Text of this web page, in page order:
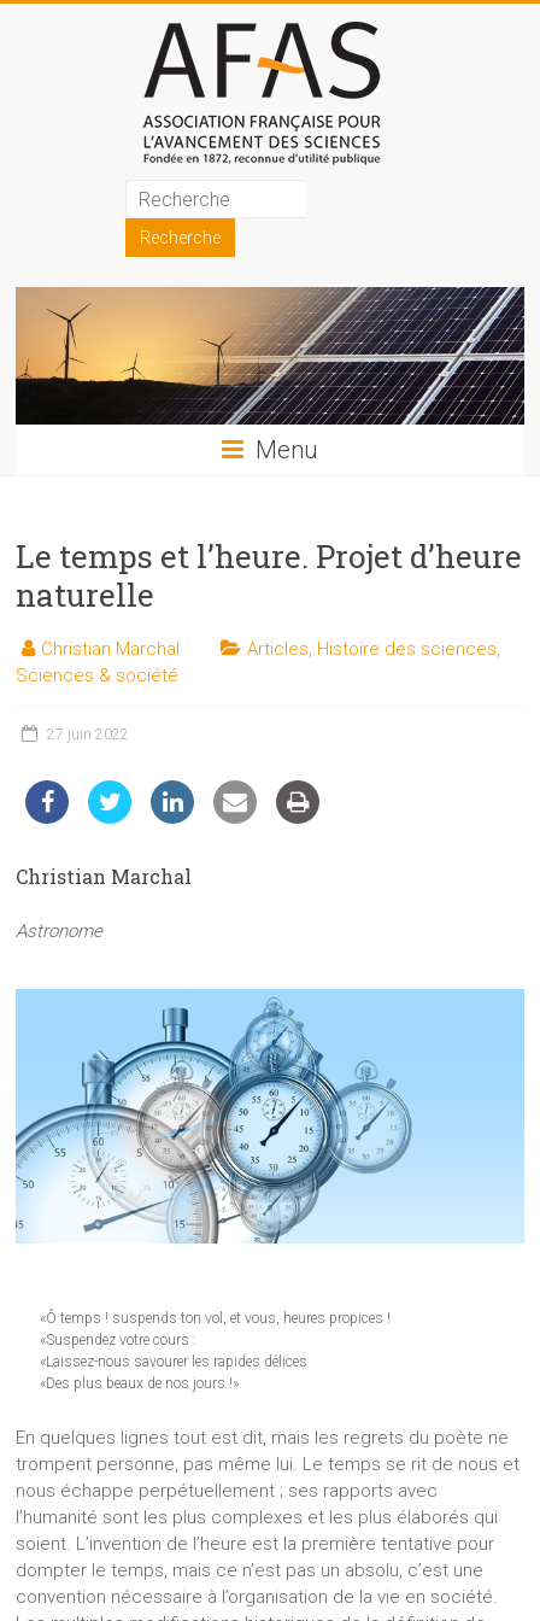
Association
française
pour
l'avancement
des
sciences
les
sciences
et
les
techniques
du
Menu
Le temps et l’heure. Projet d’heure
naturelle
Christian Marchal Articles, Histoire des sciences,
Sciences & société
27 juin 2022
Christian Marchal
Astronome
«Ô temps ! suspends ton vol, et vous, heures propices !
«Suspendez votre cours :
«Laissez-nous savourer les rapides délices
«Des plus beaux de nos jours !»
En quelques lignes tout est dit, mais les regrets du poète ne
trompent personne, pas même lui. Le temps se rit de nous et
nous échappe perpétuellement ; ses rapports avec
l’humanité sont les plus complexes et les plus élaborés qui
soient. L’invention de l’heure est la première tentative pour
dompter le temps, mais ce n’est pas un absolu, c’est une
convention nécessaire à l’organisation de la vie en société.